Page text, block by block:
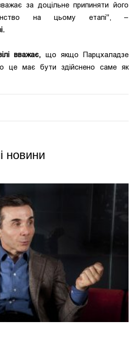
за доцільне припиняти його
на цьому етапі", –
вважає, що якщо Парцхаладзе
це має бути здійснено саме як
новини